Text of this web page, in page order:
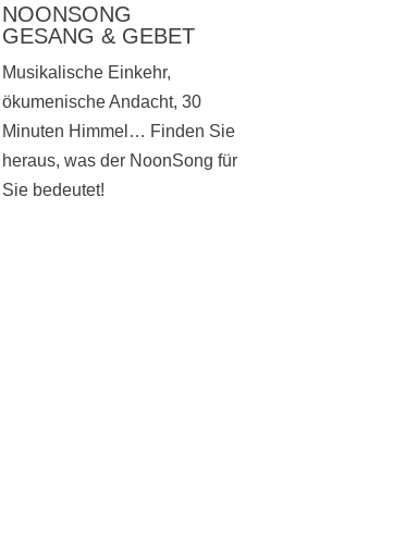
NOONSONG
GESANG & GEBET
Musikalische Einkehr,
ökumenische Andacht, 30
Minuten Himmel… Finden Sie
heraus, was der NoonSong für
Sie bedeutet!